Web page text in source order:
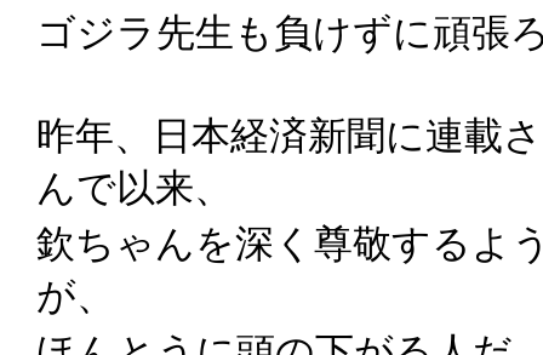
ゴジラ先生も負けずに頑張
昨年、日本経済新聞に連載
んで以来、
欽ちゃんを深く尊敬するよ
が、